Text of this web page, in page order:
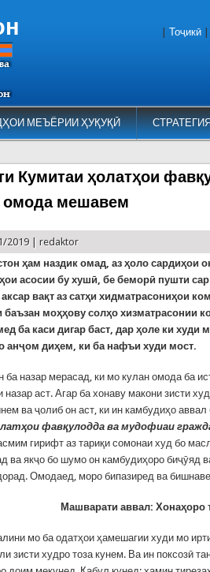
МЕЪЁРИИ ҲУҚУҚӢ
Тоҷикӣ
Кумитаи ҳолатҳои
омода мешавем
2019 |redaktor
ҳам наздик омад, аз ҳоло сардиҳои
асосии бу хушӣ, бе беморӣ пушти
вақт аз сатҳи хидматрасониҳои
баъзан моҳҳову солҳо хизматрасонии
ба каси дигар баст, дар ҳоле ки худи
анҷом диҳем, ки ба нафъи худи мост.
ба назар мерасад, ки мо кулан омода ба
назар аст. Агар ба хонаву макони зисти
ва ҷолиб он аст, ки ин камбудиҳо
фавқулодда ва мудофиаи
гирифт аз тариқи сомонаи худ бо
ва якҷо бо шумо он камбудиҳоро биҷӯяд
Омодаед, моро бипазиред ва
Машварати аввал: Хонаҳоро
мо ба одатҳои ҳамешагии худи мо
зисти худро тоза кунем. Ва ин поксозӣ